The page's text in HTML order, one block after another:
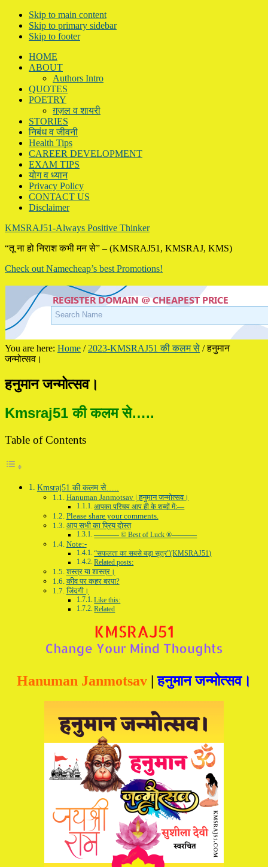
Skip to main content
Skip to primary sidebar
Skip to footer
HOME
ABOUT
Authors Intro
QUOTES
POETRY
ग़ज़ल व शायरी
STORIES
निबंध व जीवनी
Health Tips
CAREER DEVELOPMENT
EXAM TIPS
योग व ध्यान
Privacy Policy
CONTACT US
Disclaimer
KMSRAJ51-Always Positive Thinker
“तू ना हो निराश कभी मन से” – (KMSRAJ51, KMSRAJ, KMS)
Check out Namecheap’s best Promotions!
You are here: Home / 2023-KMSRAJ51 की कलम से /हनुमान
जन्मोत्सव।
हनुमान जन्मोत्सव।
Kmsraj51 की कलम से…..
Table of Contents
Kmsraj51 की कलम से…..
Hanuman Janmotsav | हनुमान जन्मोत्सव।
आपका परिचय आप ही के शब्दों में:—
Please share your comments.
आप सभी का प्रिय दोस्त
———– © Best of Luck ®———–
Note:-
“सफलता का सबसे बड़ा सूत्र”(KMSRAJ51)
Related posts:
शस्त्र या शास्त्र।
कीव पर कहर बरपा?
जिंदगी।
Like this:
Related
Hanuman Janmotsav |हनुमान जन्मोत्सव।